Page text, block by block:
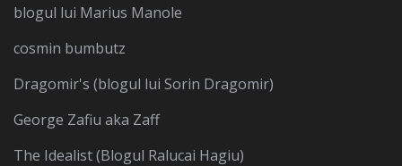
blogul lui Marius Manole
cosmin bumbutz
Dragomir's (blogul lui Sorin Dragomir)
George Zafiu aka Zaff
The Idealist (Blogul Ralucai Hagiu)